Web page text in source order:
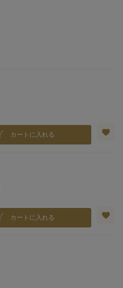
カートに入れる
カートに入れる